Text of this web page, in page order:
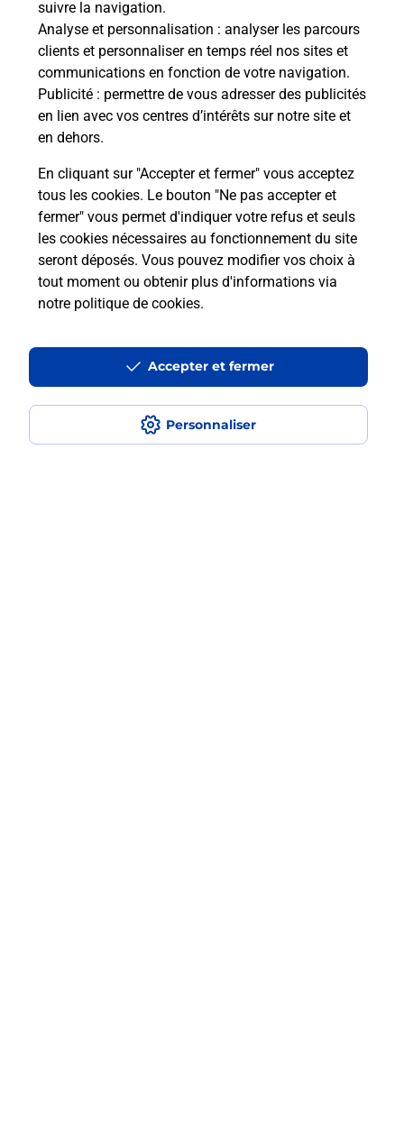
suivre la navigation.
Analyse et personnalisation : analyser les parcours
clients et personnaliser en temps réel nos sites et
communications en fonction de votre navigation.
Publicité : permettre de vous adresser des publicités
en lien avec vos centres d’intérêts sur notre site et
en dehors.
En cliquant sur "Accepter et fermer" vous acceptez
tous les cookies. Le bouton "Ne pas accepter et
fermer" vous permet d'indiquer votre refus et seuls
les cookies nécessaires au fonctionnement du site
seront déposés. Vous pouvez modifier vos choix à
tout moment ou obtenir plus d'informations via
notre politique de cookies.
Personnaliser
Accepter et fermer
En savoir plus
Malin !
La Poste
en ligne
Ouvert 24h/24
En savoir plus
Recherchez un autre point de contact
Questions fréquemment posées